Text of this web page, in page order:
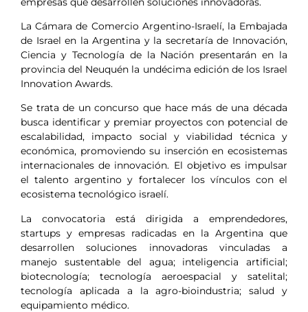
La Cámara de Comercio Argentino-Israelí, la Embajada
de Israel en la Argentina y la secretaría de Innovación,
Ciencia y Tecnología de la Nación presentarán en la
provincia del Neuquén la undécima edición de los Israel
Innovation Awards.
Se trata de un concurso que hace más de una década
busca identificar y premiar proyectos con potencial de
escalabilidad, impacto social y viabilidad técnica y
económica, promoviendo su inserción en ecosistemas
internacionales de innovación. El objetivo es impulsar
el talento argentino y fortalecer los vínculos con el
ecosistema tecnológico israelí.
La convocatoria está dirigida a emprendedores,
startups y empresas radicadas en la Argentina que
desarrollen soluciones innovadoras vinculadas a
manejo sustentable del agua; inteligencia artificial;
biotecnología; tecnología aeroespacial y satelital;
tecnología aplicada a la agro-bioindustria; salud y
equipamiento médico.